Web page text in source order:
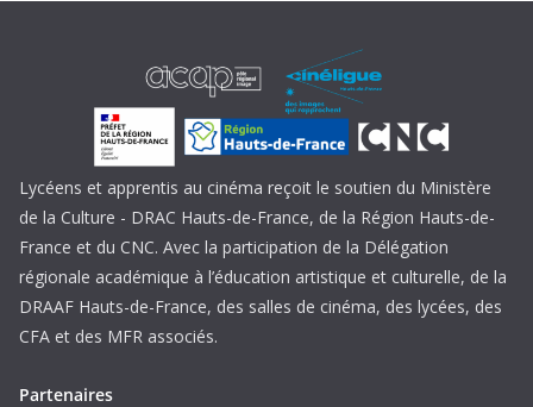
Lycéens et apprentis au cinéma reçoit le soutien du Ministère
de la Culture - DRAC Hauts-de-France, de la Région Hauts-de-
France et du CNC. Avec la participation de la Délégation
régionale académique à l’éducation artistique et culturelle, de la
DRAAF Hauts-de-France, des salles de cinéma, des lycées, des
CFA et des MFR associés.
Partenaires